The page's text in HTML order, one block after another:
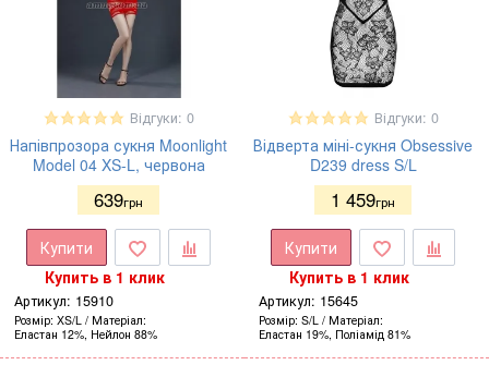
Відгуки: 0
Напівпрозора сукня Moonlight
Model 04 XS-L, червона
639грн
Купити
Купить в 1 клик
Артикул: 15910
Розмір XS/L
Матеріал
Еластан 12%, Нейлон 88%
Відгуки: 0
Відверта міні-сукня Obsessive
D239 dress S/L
1 459грн
Купити
Купить в 1 клик
Артикул: 15645
Розмір S/L
Матеріал
Еластан 19%, Поліамід 81%